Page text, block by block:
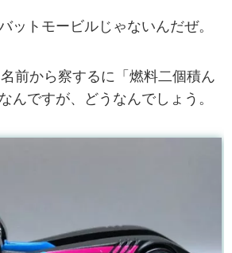
ットモービルじゃないんだぜ。
前から察するに「燃料二個積ん
んですが、どうなんでしょう。